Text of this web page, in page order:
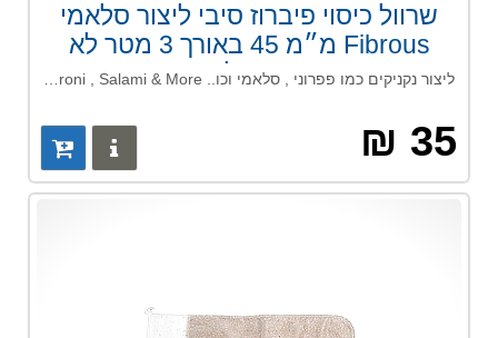
שרוול כיסוי פיברוז סיבי ליצור סלאמי
Fibrous מ״מ 45 באורך 3 מטר לא
אכיל
35 ₪ פרטים